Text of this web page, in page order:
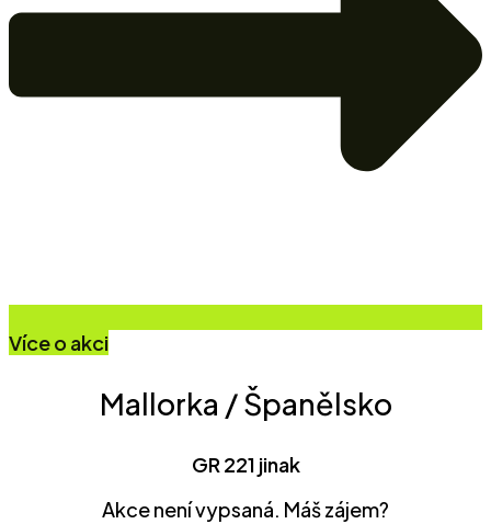
Více o akci
Mallorka / Španělsko
GR 221 jinak
Akce není vypsaná. Máš zájem?